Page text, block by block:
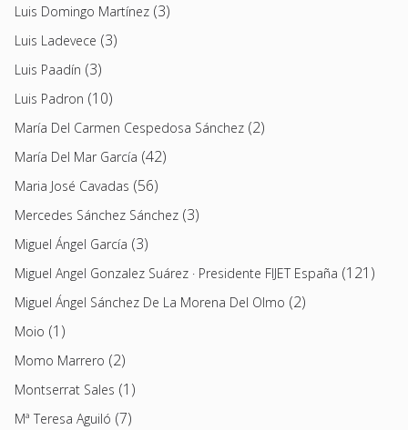
Luis Domingo Martínez (3)
Luis Ladevece (3)
Luis Paadín (3)
Luis Padron (10)
María Del Carmen Cespedosa Sánchez (2)
María Del Mar García (42)
Maria José Cavadas (56)
Mercedes Sánchez Sánchez (3)
Miguel Ángel García (3)
Miguel Angel Gonzalez Suárez · Presidente FIJET España (121)
Miguel Ángel Sánchez De La Morena Del Olmo (2)
Moio (1)
Momo Marrero (2)
Montserrat Sales (1)
Mª Teresa Aguiló (7)